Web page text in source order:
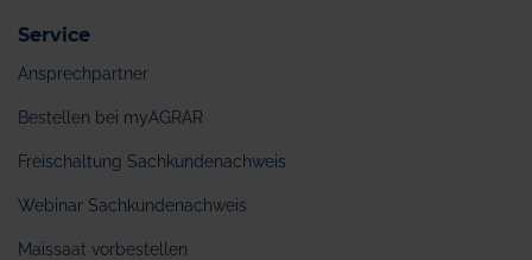
Service
Ansprechpartner
Bestellen bei myAGRAR
Freischaltung Sachkundenachweis
Webinar Sachkundenachweis
Maissaat vorbestellen